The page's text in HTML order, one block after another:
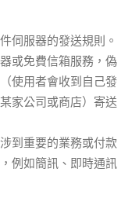
伺服器的發送規則。
或免費信箱服務，偽
使用者會收到自己發
家公司或商店）寄送
到重要的業務或付款
例如簡訊、即時通訊